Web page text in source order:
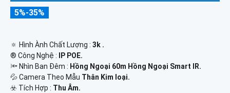
5%-35%
🔅 Hình Ành Chất Lượng : 3k .
®️ Công Nghệ :
IP POE.
🔦 Nhìn Ban Đêm : Hồng Ngoại 60m Hồng Ngoại Smart IR.
💦 Camera Theo Mẫu Thân Kim loại.
️☣️ Tích Hợp : Thu Âm.